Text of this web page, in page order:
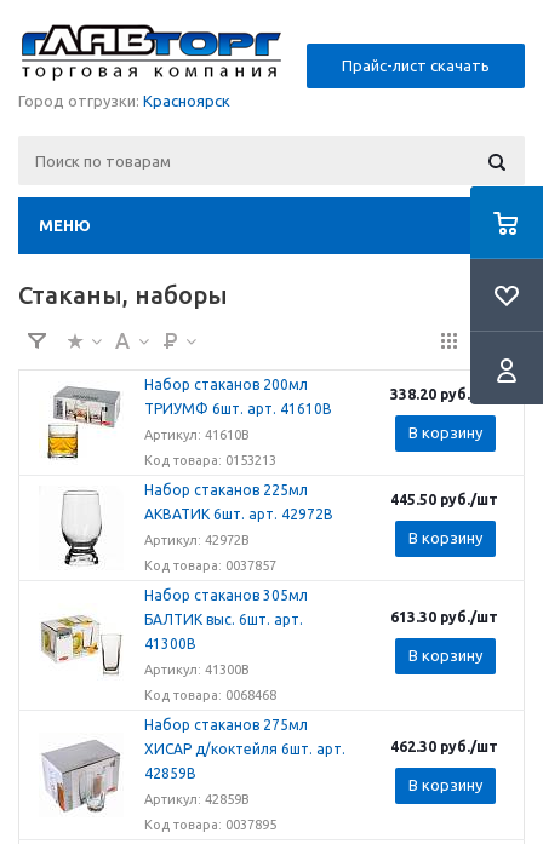
Прайс-лист скачать
Город отгрузки: Красноярск
МЕНЮ
Стаканы, наборы
Набор стаканов 200мл
ТРИУМФ 6шт. арт. 41610В
Артикул: 41610B
Код товара: 0153213
338.20руб./шт
В корзину
Набор стаканов 225мл
АКВАТИК 6шт. арт. 42972B
Артикул: 42972В
Код товара: 0037857
445.50руб./шт
В корзину
Набор стаканов 305мл
БАЛТИК выс. 6шт. арт.
41300B
Артикул: 41300B
Код товара: 0068468
613.30руб./шт
В корзину
Набор стаканов 275мл
ХИСАР д/коктейля 6шт. арт.
42859В
Артикул: 42859В
Код товара: 0037895
462.30руб./шт
В корзину